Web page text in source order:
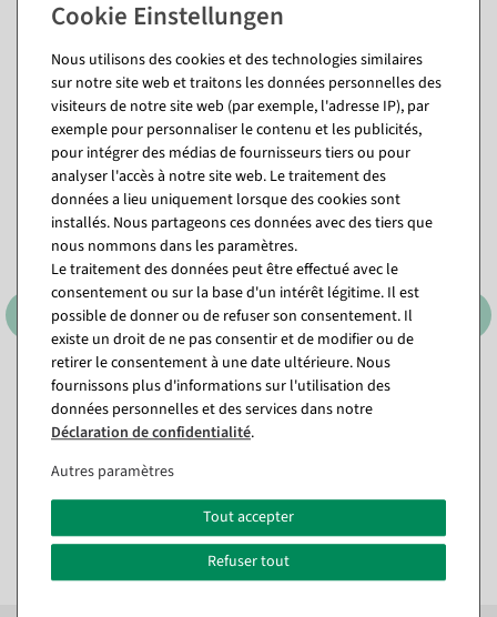
Questions sur l'article
Vous pourriez aussi aimer (8)
Fromage parmesan italien,
1/4 de morceau
Disponible immédiatement
23,74 €
19,95 EUR hors TVA
Bandelettes
d&#039;emmental 3 pièces
Aliments factices
14,22 €
Nous utilisons des cookies et des technologies similaires
sur notre site web et traitons les données personnelles des
visiteurs de notre site web (par exemple, l'adresse IP), par
exemple pour personnaliser le contenu et les publicités,
pour intégrer des médias de fournisseurs tiers ou pour
analyser l'accès à notre site web. Le traitement des
données a lieu uniquement lorsque des cookies sont
installés. Nous partageons ces données avec des tiers que
nous nommons dans les paramètres.
Le traitement des données peut être effectué avec le
consentement ou sur la base d'un intérêt légitime. Il est
possible de donner ou de refuser son consentement. Il
existe un droit de ne pas consentir et de modifier ou de
retirer le consentement à une date ultérieure. Nous
fournissons plus d'informations sur l'utilisation des
données personnelles et des services dans notre
Déclaration de confidentialité.
Autres paramètres
Tout accepter
Refuser tout